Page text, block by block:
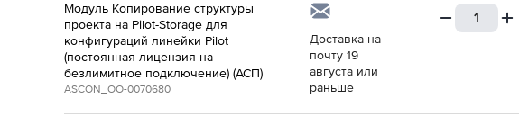
Модуль Копирование структуры
проекта на Pilot-Storage для
конфигураций линейки Pilot
(постоянная лицензия на
безлимитное подключение) (АСП)
ASCON_ОО-0070680
Доставка на
почту 19
августа или
раньше